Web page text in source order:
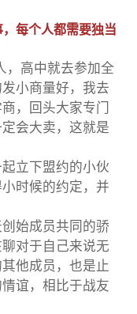
每个人都需要独当
，高中就去参加全
小商量好，我去
，回头大家专门
会大卖，这就是
立下盟约的小伙
时候的约定，并
始成员共同的骄
对于自己来说无
他成员，也是止
谊，相比于战友